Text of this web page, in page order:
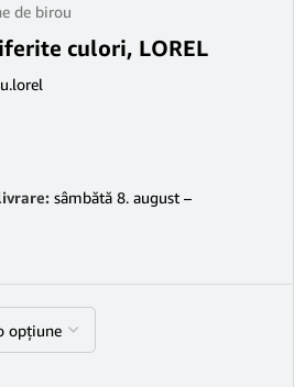
de birou
culori, LOREL
sâmbătă 8. august –